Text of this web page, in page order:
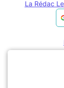
La Rédac